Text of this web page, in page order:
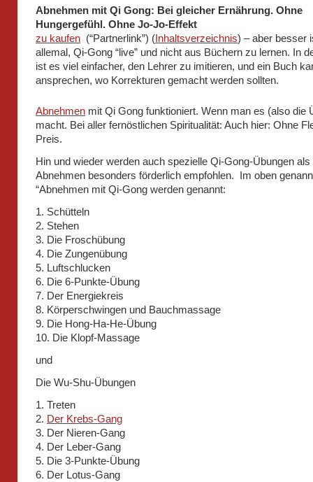
Abnehmen mit Qi Gong: Bei gleicher Ernährung. Ohne
Hungergefühl. Ohne Jo-Jo-Effekt
zu kaufen (“Partnerlink”) (Inhaltsverzeichnis) – aber besser
allemal, Qi-Gong “live” und nicht aus Büchern zu lernen. In
ist es viel einfacher, den Lehrer zu imitieren, und ein Buch
ansprechen, wo Korrekturen gemacht werden sollten.
Abnehmen mit Qi Gong funktioniert. Wenn man es (also die
macht. Bei aller fernöstlichen Spiritualität: Auch hier: Ohne
Preis.
Hin und wieder werden auch spezielle Qi-Gong-Übungen als
Abnehmen besonders förderlich empfohlen. Im oben
“Abnehmen mit Qi-Gong werden genannt:
1. Schütteln
2. Stehen
3. Die Froschübung
4. Die Zungenübung
5. Luftschlucken
6. Die 6-Punkte-Übung
7. Der Energiekreis
8. Körperschwingen und Bauchmassage
9. Die Hong-Ha-He-Übung
10. Die Klopf-Massage
und
Die Wu-Shu-Übungen
1. Treten
2. Der Krebs-Gang
3. Der Nieren-Gang
4. Der Leber-Gang
5. Die 3-Punkte-Übung
6. Der Lotus-Gang